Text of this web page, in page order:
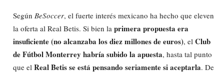
Según BeSoccer, el fuerte interés mexicano ha hecho que eleven
la oferta al Real Betis. Si bien la primera propuesta era
insuficiente (no alcanzaba los diez millones de euros), el Club
de Fútbol Monterrey habría subido la apuesta, hasta tal punto
que el Real Betis se está pensando seriamente si aceptarla. De